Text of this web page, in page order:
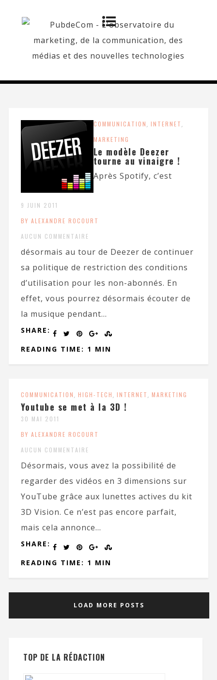
COMMUNICATION, INTERNET,
MARKETING
Le modèle Deezer
tourne au vinaigre !
9 JUIN 2011
BY ALEXANDRE ROCOURT
AUCUN COMMENTAIRE
Après Spotify, c’est
désormais au tour de Deezer de continuer
sa politique de restriction des conditions
d’utilisation pour les non-abonnés. En
effet, vous pourrez désormais écouter de
la musique pendant...
SHARE:
READING TIME: 1 MIN
COMMUNICATION, HIGH-TECH, INTERNET, MARKETING
Youtube se met à la 3D !
30 MAI 2011
BY ALEXANDRE ROCOURT
AUCUN COMMENTAIRE
Désormais, vous avez la possibilité de
regarder des vidéos en 3 dimensions sur
YouTube grâce aux lunettes actives du kit
3D Vision. Ce n’est pas encore parfait,
mais cela annonce...
SHARE:
READING TIME: 1 MIN
LOAD MORE POSTS
TOP DE LA RÉDACTION